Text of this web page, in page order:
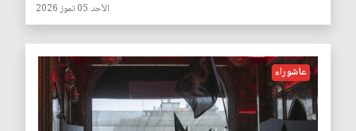
الأحد 05 تموز 2026
عاشوراء